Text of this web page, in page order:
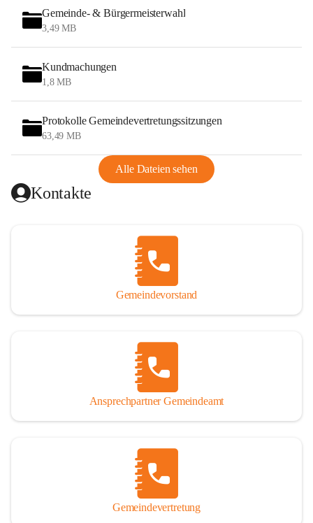
Gemeinde- & Bürgermeisterwahl
3,49 MB
Kundmachungen
1,8 MB
Protokolle Gemeindevertretungssitzungen
63,49 MB
Alle Dateien sehen
Kontakte
Gemeindevorstand
Ansprechpartner Gemeindeamt
Gemeindevertretung